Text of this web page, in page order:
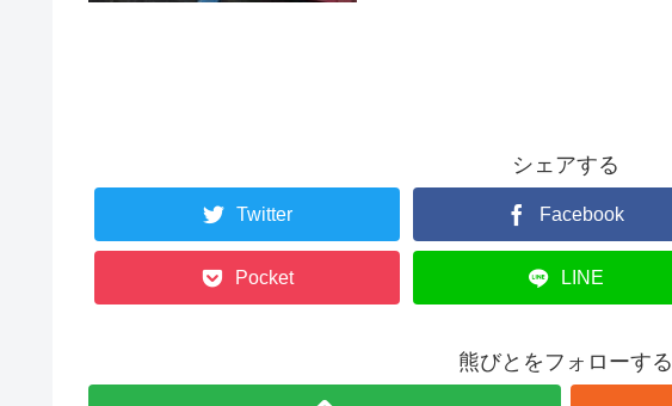
シェアする
Twitter Facebook
Pocket LINE
熊びとをフォローする